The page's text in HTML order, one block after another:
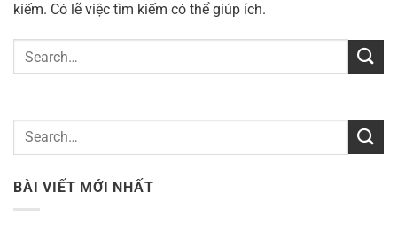
kiếm. Có lẽ việc tìm kiếm có thể giúp ích.
BÀI VIẾT MỚI NHẤT